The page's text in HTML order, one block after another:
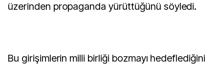
üzerinden propaganda yürüttüğünü söyledi.
Bu girişimlerin milli birliği bozmayı hedeflediğini